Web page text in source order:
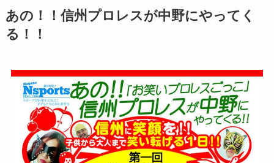
あの！！信州プロレスが中野にやってく
る！！